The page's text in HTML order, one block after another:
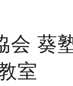
会 葵
室